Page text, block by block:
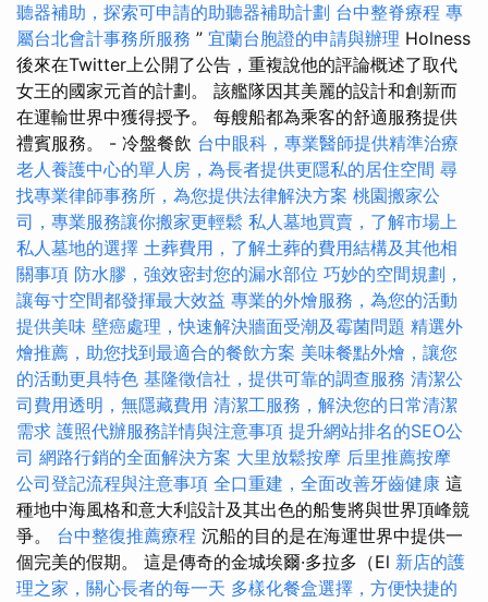
聽器補助，探索可申請的助聽器補助計劃 台中整脊療程 專
屬台北會計事務所服務 ” 宜蘭台胞證的申請與辦理 Holness
後來在Twitter上公開了公告，重複說他的評論概述了取代
女王的國家元首的計劃。 該艦隊因其美麗的設計和創新而
在運輸世界中獲得授予。 每艘船都為乘客的舒適服務提供
禮賓服務。 - 冷盤餐飲 台中眼科，專業醫師提供精準治療
老人養護中心的單人房，為長者提供更隱私的居住空間 尋
找專業律師事務所，為您提供法律解決方案 桃園搬家公
司，專業服務讓你搬家更輕鬆 私人墓地買賣，了解市場上
私人墓地的選擇 土葬費用，了解土葬的費用結構及其他相
關事項 防水膠，強效密封您的漏水部位 巧妙的空間規劃，
讓每寸空間都發揮最大效益 專業的外燴服務，為您的活動
提供美味 壁癌處理，快速解決牆面受潮及霉菌問題 精選外
燴推薦，助您找到最適合的餐飲方案 美味餐點外燴，讓您
的活動更具特色 基隆徵信社，提供可靠的調查服務 清潔公
司費用透明，無隱藏費用 清潔工服務，解決您的日常清潔
需求 護照代辦服務詳情與注意事項 提升網站排名的SEO公
司 網路行銷的全面解決方案 大里放鬆按摩 后里推薦按摩
公司登記流程與注意事項 全口重建，全面改善牙齒健康 這
種地中海風格和意大利設計及其出色的船隻將與世界頂峰競
爭。 台中整復推薦療程 沉船的目的是在海運世界中提供一
個完美的假期。 這是傳奇的金城埃爾·多拉多（El 新店的護
理之家，關心長者的每一天 多樣化餐盒選擇，方便快捷的